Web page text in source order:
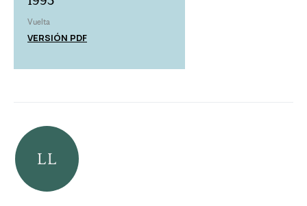
Vuelta
VERSIÓN PDF